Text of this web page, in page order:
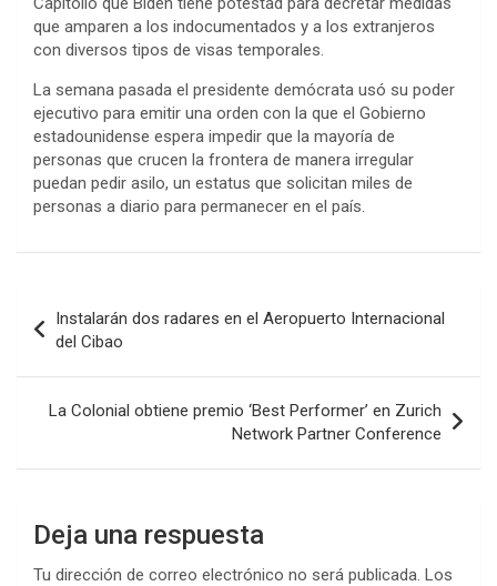
que amparen a los indocumentados y a los extranjeros
con diversos tipos de visas temporales.
La semana pasada el presidente demócrata usó su poder
ejecutivo para emitir una orden con la que el Gobierno
estadounidense espera impedir que la mayoría de
personas que crucen la frontera de manera irregular
puedan pedir asilo, un estatus que solicitan miles de
personas a diario para permanecer en el país.
de
entradas
Instalarán dos radares en el Aeropuerto Internacional
del Cibao
La Colonial obtiene premio ‘Best Performer’ en Zurich
Network Partner Conference
Deja una respuesta
Tu dirección de correo electrónico no será publicada. Los